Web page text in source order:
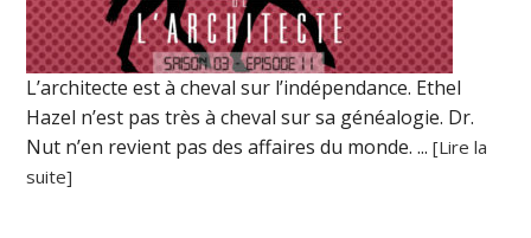
L’architecte est à cheval sur l’indépendance. Ethel
Hazel n’est pas très à cheval sur sa généalogie. Dr.
Nut n’en revient pas des affaires du monde. ...[Lire la
suite]